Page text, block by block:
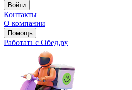
Войти
Контакты
О компании
Помощь
Работать с Обед.ру